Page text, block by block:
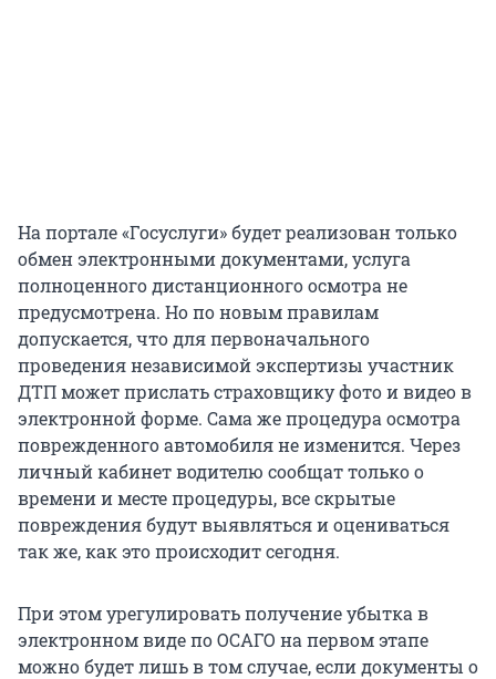
На портале «Госуслуги» будет реализован только
обмен электронными документами, услуга
полноценного дистанционного осмотра не
предусмотрена. Но по новым правилам
допускается, что для первоначального
проведения независимой экспертизы участник
ДТП может прислать страховщику фото и видео в
электронной форме. Сама же процедура осмотра
поврежденного автомобиля не изменится. Через
личный кабинет водителю сообщат только о
времени и месте процедуры, все скрытые
повреждения будут выявляться и оцениваться
так же, как это происходит сегодня.
При этом урегулировать получение убытка в
электронном виде по ОСАГО на первом этапе
можно будет лишь в том случае, если документы о